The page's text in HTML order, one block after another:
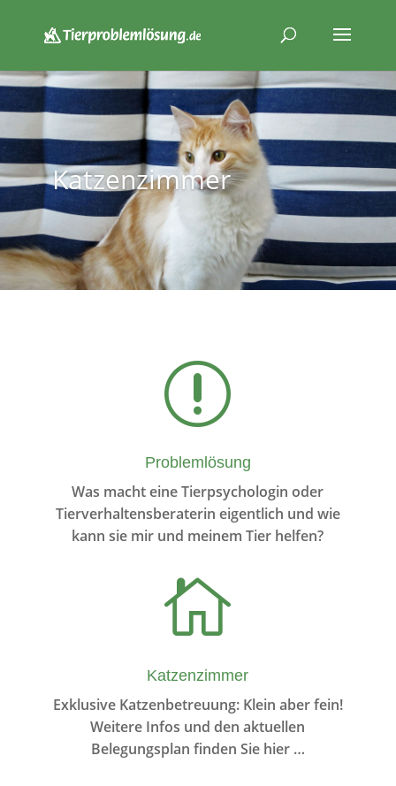
Katzenzimmer
r
Problemlösung
Was macht eine Tierpsychologin oder
Tierverhaltensberaterin eigentlich und wie
kann sie mir und meinem Tier helfen?

Katzenzimmer
Ex­klu­sive Katzenbetreuung: Klein aber fein!
Weitere Infos und den aktuellen
Belegungsplan finden Sie hier …